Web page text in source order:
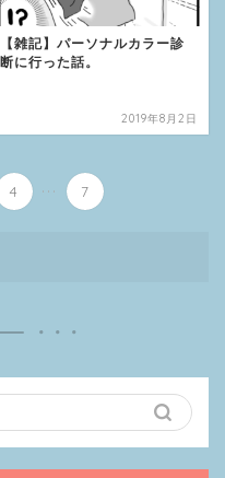
【雑記】パーソナルカラー診
断に行った話。
2019年8月2日
4 ... 7